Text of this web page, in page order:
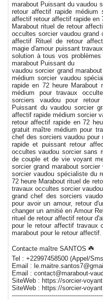
marabout Puissant du vaudou
retour affectif rapide médium
affectif retour affectif rapide en
Marabout rituel de retour
occultes sorcier vaudou grand
affectif Rituel de retour
magie d'amour puissant
solution à tous vos
marabout Puissant du
vaudou sorcier grand
médium sorcier vaudou
rapide en 72 heure Marabout
médium pour travaux
sorciers vaudou pour
Puissant du vaudou sorcier
affectif rapide médium sorcier
retour affectif rapide en 72
gratuit maître médium pour
chef des sorciers vaudou
rapide et puissant retour
occultes vaudou sorcier sans
de couple et de vie voyant
sorcier grand marabout
sorcier vaudou spécialiste du
72 heure Marabout rituel de
travaux occultes sorcier vaudou
grand chef des sorciers
pour avoir un amour, retour
changer un amitié en Amour
rituel de retour affectif retour
pour le retour affectif travaux
marabout pour le retour affectif.
Contacte maître SANTOS ☘️
Tel : +22997458500 (Appel/
Email :
Email : contact@marabout-
SiteWeb : https://sorcier-
SiteWeb : https://sorcier-